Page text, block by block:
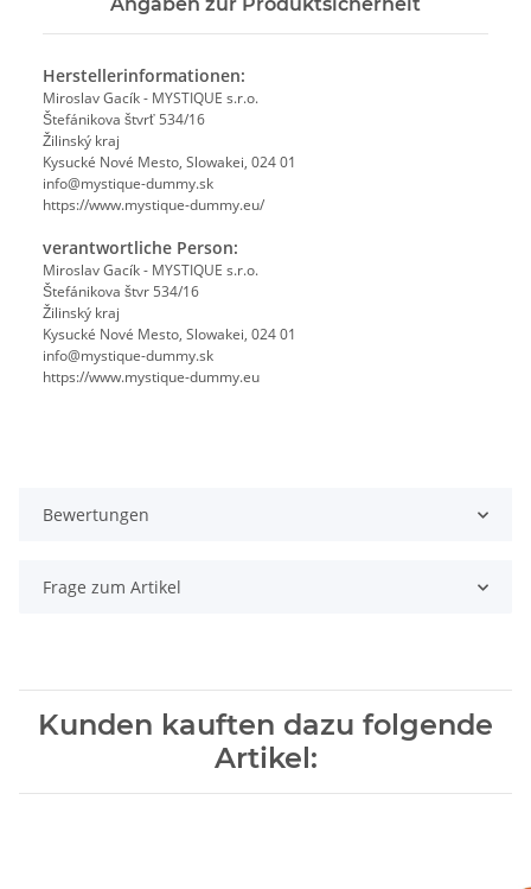
Herstellerinformationen:
Miroslav Gacík - MYSTIQUE s.r.o.
Štefánikova štvrť 534/16
Žilinský kraj
Kysucké Nové Mesto, Slowakei, 024 01
info@mystique-dummy.sk
https://www.mystique-dummy.eu/
verantwortliche Person:
Miroslav Gacík - MYSTIQUE s.r.o.
Štefánikova štvr 534/16
Žilinský kraj
Kysucké Nové Mesto, Slowakei, 024 01
info@mystique-dummy.sk
https://www.mystique-dummy.eu
Bewertungen
Frage zum Artikel
Kunden kauften dazu folgende
Artikel: